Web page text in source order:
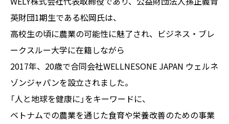
英財団1期生である松岡氏は、
高校生の頃に農業の可能性に魅了され、ビジネス・ブレ
ークスルー大学に在籍しながら
2017年、20歳で合同会社WELLNESONE JAPAN ウェルネ
ゾンジャパンを設立されました。
「人と地球を健康に」をキーワードに、
ベトナムでの農業を通じた食育や栄養改善のための事業